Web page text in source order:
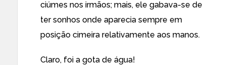
ciúmes nos irmãos; mais, ele gabava-se de
ter sonhos onde aparecia sempre em
posição cimeira relativamente aos manos.
Claro, foi a gota de água!